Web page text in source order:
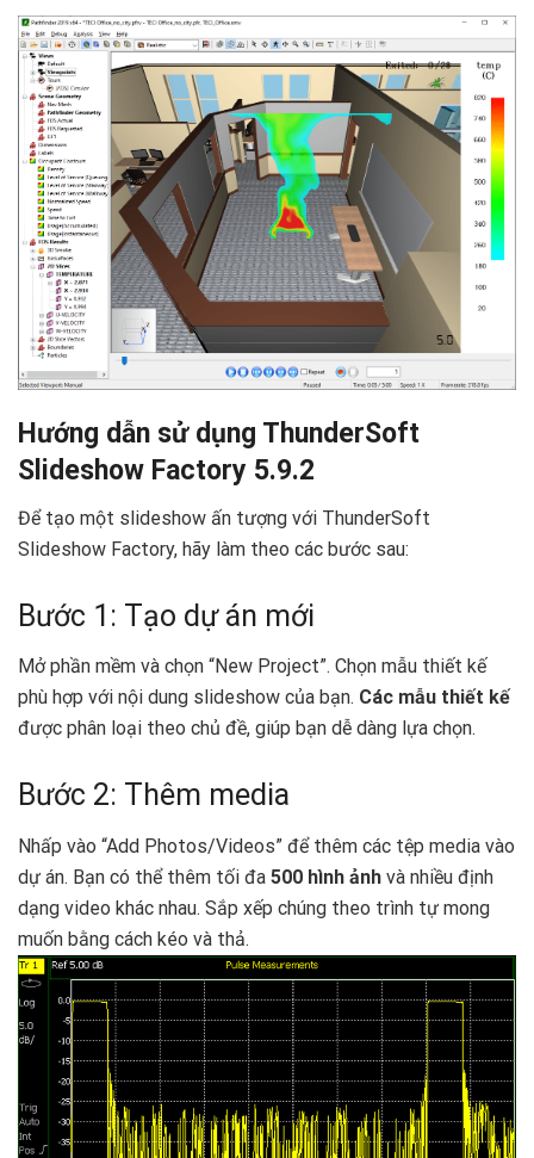
Hướng dẫn sử dụng ThunderSoft
Slideshow Factory 5.9.2
Để tạo một slideshow ấn tượng với ThunderSoft
Slideshow Factory, hãy làm theo các bước sau:
Bước 1: Tạo dự án mới
Mở phần mềm và chọn “New Project”. Chọn mẫu thiết kế
phù hợp với nội dung slideshow của bạn. Các mẫu thiết kế
được phân loại theo chủ đề, giúp bạn dễ dàng lựa chọn.
Bước 2: Thêm media
Nhấp vào “Add Photos/Videos” để thêm các tệp media vào
dự án. Bạn có thể thêm tối đa 500 hình ảnh và nhiều định
dạng video khác nhau. Sắp xếp chúng theo trình tự mong
muốn bằng cách kéo và thả.